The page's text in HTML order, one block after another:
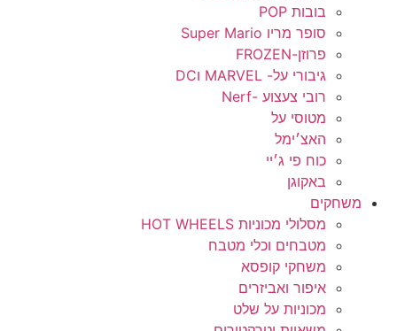
בובות POP
סופר מריו Super Mario
פרוזן-FROZEN
גיבורי על- MARVEL וDC
רובי צעצוע -Nerf
מטוסי על
האצ׳ימל
כוח פי ג׳יי
באקוגן
משחקים
מסלולי מכוניות HOT WHEELS
מטבחים וכלי מטבח
משחקי קופסא
איפור ואביזרים
מכוניות על שלט